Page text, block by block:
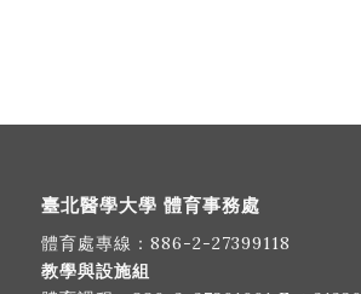
臺北醫學大學 體育事務處
體育處專線： 886-2-27399118
教學與設施組